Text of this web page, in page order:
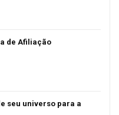
de Afiliação
seu universo para a